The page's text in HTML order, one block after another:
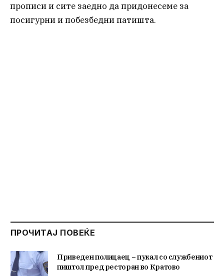
прописи и сите заедно да придонесеме за
посигурни и побезбедни патишта.
ПРОЧИТАЈ ПОВЕЌЕ
Приведен полицаец – пукал со службениот
пиштол пред ресторан во Кратово